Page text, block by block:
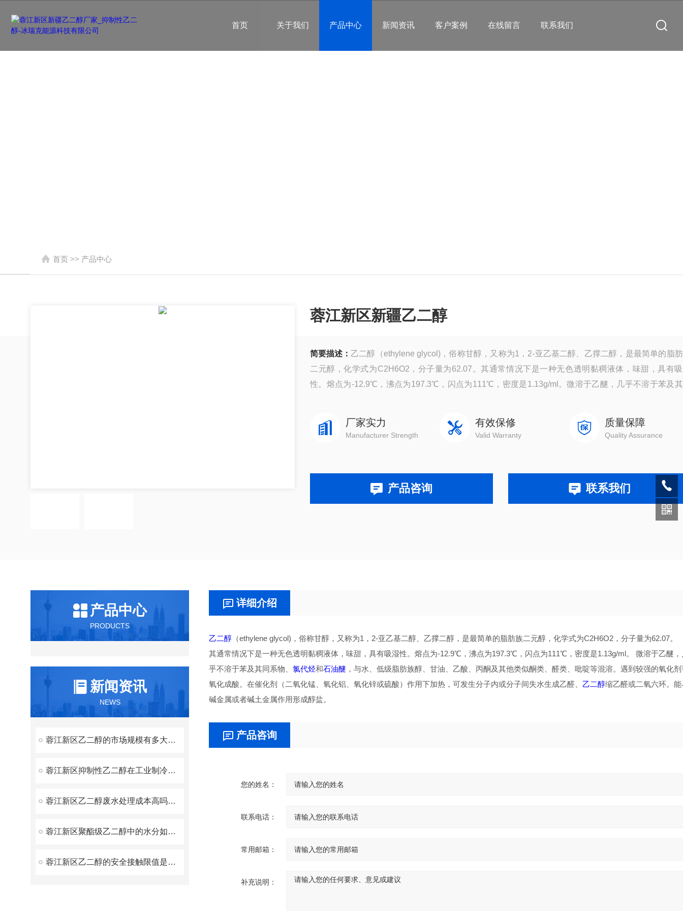
首页 关于我们 产品中心 新闻资讯 客户案例 在线留言 联系我们
首页 >> 产品中心
蓉江新区新疆乙二醇
简要描述： 乙二醇（ethylene glycol)，俗称甘醇，又称为1，2-亚乙基二醇、乙撑二醇，是最简单的脂
二元醇，化学式为C2H6O2，分子量为62.07。其通常情况下是一种无色透明黏稠液体，味甜，具有
性。熔点为-12.9℃，沸点为197.3℃，闪点为111℃，密度是1.13g/ml。微溶于乙醚，几乎不溶于苯及
厂家实力
Manufacturer Strength
有效保修
Valid Warranty
质量保障
Quality Assurance
产品咨询 联系我们
产品中心
PRODUCTS
新闻资讯
NEWS
蓉江新区乙二醇的市场规模有多大？全球及国内产量科普
蓉江新区抑制性乙二醇在工业制冷中的应用案例？冷库与冷链设备实例
蓉江新区乙二醇废水处理成本高吗？不同处理工艺的成本对比​
蓉江新区聚酯级乙二醇中的水分如何精准检测？卡尔费休法操作细节
蓉江新区乙二醇的安全接触限值是多少？职业防护标准科普
详细介绍
乙二醇 （ethylene glycol)，俗称甘醇，又称为1，2-亚乙基二醇、乙撑二醇，是最简单的脂肪族二元醇，化学式为C2H6O2，分子量为62.07。
其通常情况下是一种无色透明黏稠液体，味甜，具有吸湿性。熔点为-12.9℃，沸点为197.3℃，闪点为111℃，密度是1.13g/ml。 微溶于乙醚，
乎不溶于苯及其同系物、 氯代烃和石油醚 ，与水、低级脂肪族醇、甘油、乙酸、丙酮及其他类似酮类、醛类、吡啶等混溶。遇到较强的氧化剂
氧化成酸。在催化剂（二氧化锰、氧化铝、氧化锌或硫酸）作用下加热，可发生分子内或分子间失水生成乙醛、 乙二醇缩乙醛或二氧六环。能
碱金属或者碱土金属作用形成醇盐。
产品咨询
您的姓名：
联系电话：
常用邮箱：
补充说明：